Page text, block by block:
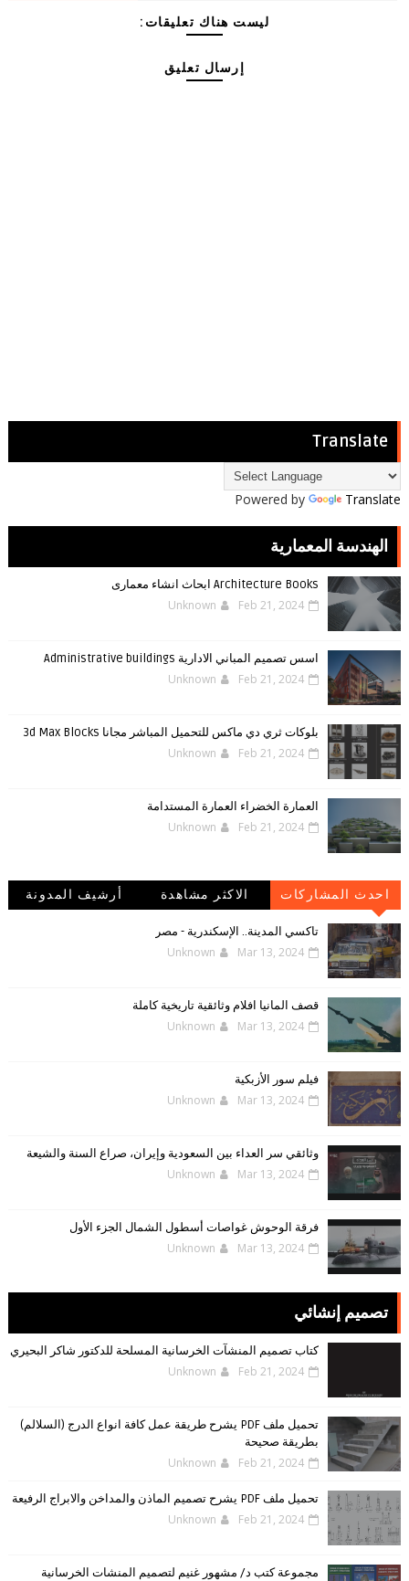
ليست هناك تعليقات:
إرسال تعليق
Translate
Powered by Translate
الهندسة المعمارية
Architecture Books ابحاث انشاء معمارى
Unknown Feb 21, 2024
اسس تصميم المباني الادارية Administrative buildings
Unknown Feb 21, 2024
بلوكات ثري دي ماكس للتحميل المباشر مجانا 3d Max Blocks
Unknown Feb 21, 2024
العمارة الخضراء العمارة المستدامة
Unknown Feb 21, 2024
احدث المشاركات الاكثر مشاهدة
أرشيف المدونة
تاكسي المدينة.. الإسكندرية - مصر
Unknown Mar 13, 2024
قصف المانيا افلام وثائقية تاريخية كاملة
Unknown Mar 13, 2024
فيلم سور الأزبكية
Unknown Mar 13, 2024
وثائقي سر العداء بين السعودية وإيران، صراع السنة والشيعة
Unknown Mar 13, 2024
فرقة الوحوش غواصات أسطول الشمال الجزء الأول
Unknown Mar 13, 2024
تصميم إنشائي
كتاب تصميم المنشآت الخرسانية المسلحة للدكتور شاكر البحيري
Unknown Feb 21, 2024
تحميل ملف PDF يشرح طريقة عمل كافة انواع الدرج (السلالم)
بطريقة صحيحة
Unknown Feb 21, 2024
تحميل ملف PDF يشرح تصميم الماذن والمداخن والابراج الرفيعة
Unknown Feb 21, 2024
مجموعة كتب د/ مشهور غنيم لتصميم المنشات الخرسانية